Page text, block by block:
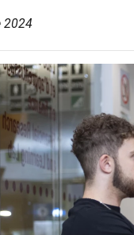
2024